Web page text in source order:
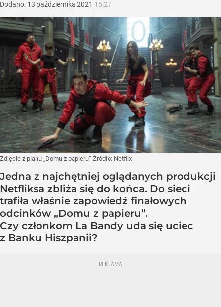
Dodano: 13 października 2021 15:27
Zdjęcie z planu „Domu z papieru” Źródło: Netflix
Jedna z najchętniej oglądanych produkcji
Netfliksa zbliża się do końca. Do sieci
trafiła właśnie zapowiedź finałowych
odcinków „Domu z papieru”.
Czy członkom La Bandy uda się uciec
z Banku Hiszpanii?